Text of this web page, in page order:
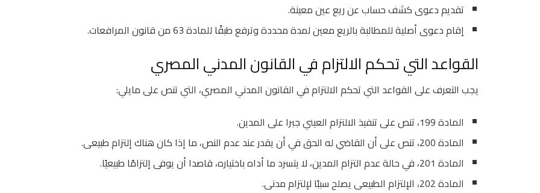
تقديم دعوى كشف حساب عن ريع عين معينة.
إقام دعوى أصلية للمطالبة بالريع معين لمدة محددة وترفع طبقًا للمادة 63 من قانون المرافعات.
القواعد التي تحكم الالتزام في القانون المدني المصري
يجب التعرف على القواعد التي تحكم الالتزام في القانون المدني المصري، التي تنص على مايلي:
المادة 199، تنص على تنفيذ الالتزام العيني جبرا على المدين.
المادة 200، تنص على أن القاضي له الحق في أن يقدر عند عدم النص، ما إذا كان هناك إلتزام طبيعى.
المادة 201، في حالة عدم التزام المدين، لا يتسرد ما أداه باختياره، قاصدا أن يوفى إلتزامًا طبيعيًا.
المادة 202، الإلتزام الطبيعى يصلح سببًا لإلتزام مدنى.